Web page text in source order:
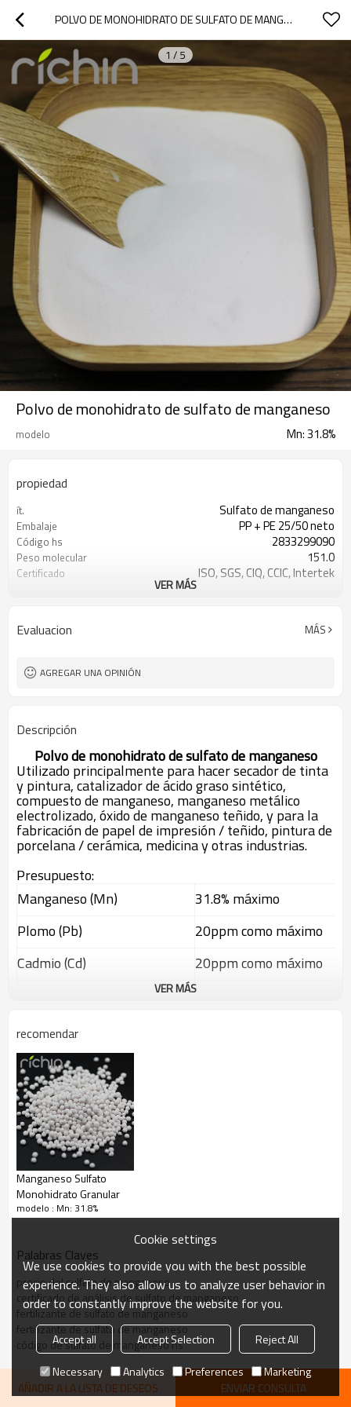
POLVO DE MONOHIDRATO DE SULFATO DE MANGANESO
1 / 5
Polvo de monohidrato de sulfato de manganeso
modelo Mn: 31.8%
propiedad
ít. Sulfato de manganeso
Embalaje PP + PE 25/50 neto
Código hs 2833299090
Peso molecular 151.0
Certificado ISO, SGS, CIQ, CCIC, Intertek
VER MÁS
Evaluacion MÁS
AGREGAR UNA OPINIÓN
Descripción
Polvo de monohidrato de sulfato de manganeso
Utilizado principalmente para hacer secador de tinta
y pintura, catalizador de ácido graso sintético,
compuesto de manganeso, manganeso metálico
electrolizado, óxido de manganeso teñido, y para la
fabricación de papel de impresión / teñido, pintura de
porcelana / cerámica, medicina y otras industrias.
Presupuesto:
Manganeso (Mn)
31.8% máximo
Plomo (Pb)
20ppm como máximo
Cadmio (Cd)
20ppm como máximo
10ppm como máximo
VER MÁS
recomendar
Manganeso Sulfato
Monohidrato Granular
modelo : Mn: 31.8%
Palabras Claves
precio del sulfato de manganeso
certificado de análisis de sulfato de manganeso
fertilizante de sulfato de manganeso
fertilizante de sulfato de manganeso
código de sulfato de manganeso hs
AÑADIR A LA LISTA DE DESEOS ENVIAR CONSULTA
Cookie settings
We use cookies to provide you with the best possible
experience. They also allow us to analyze user behavior in
order to constantly improve the website for you.
Accept all Accept Selection
Reject All
Necessary
Analytics Preferences Marketing